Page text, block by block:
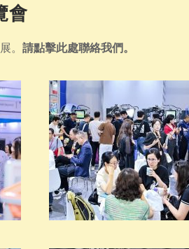
會
。 請點擊此處聯絡我們。